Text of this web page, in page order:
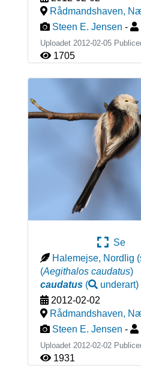
Rådmandshaven,
Steen E. Jensen -
Uploadet 2012-02-05
1705
Se
Halemejse, Nordlig
(Aegithalos caudatus)
caudatus( underart)
2012-02-02
Rådmandshaven,
Steen E. Jensen -
Uploadet 2012-02-02
1931